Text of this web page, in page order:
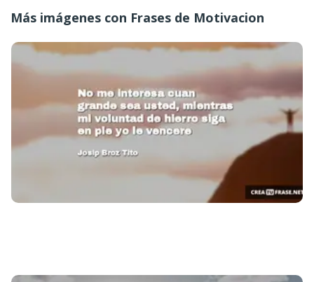
Más imágenes con Frases de Motivacion